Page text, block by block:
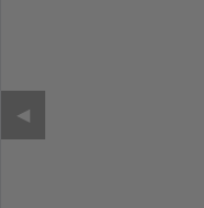
◀︎